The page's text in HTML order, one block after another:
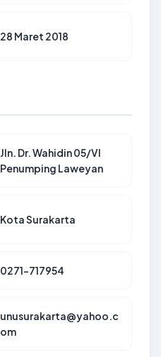
28 Maret 2018
Jln. Dr. Wahidin 05/VI
Penumping Laweyan
Kota Surakarta
0271-717954
unusurakarta@yahoo.c
om